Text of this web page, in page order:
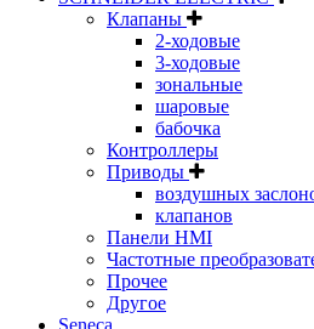
Клапаны
2-ходовые
3-ходовые
зональные
шаровые
бабочка
Контроллеры
Приводы
воздушных
клапанов
Панели HMI
Частотные
Прочее
Другое
Seneca